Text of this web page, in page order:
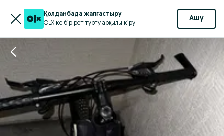
Қолданбада жалғастыру
OLX-ке бір рет түрту арқылы кіру
Ашу